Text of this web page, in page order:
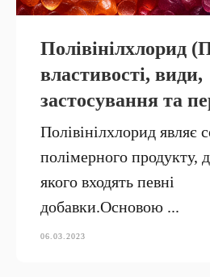
Полівінілхлорид
властивості, види,
застосування та
Полівінілхлорид являє
полімерного продукту,
якого входять певні
добавки.Основою ...
06.03.2023